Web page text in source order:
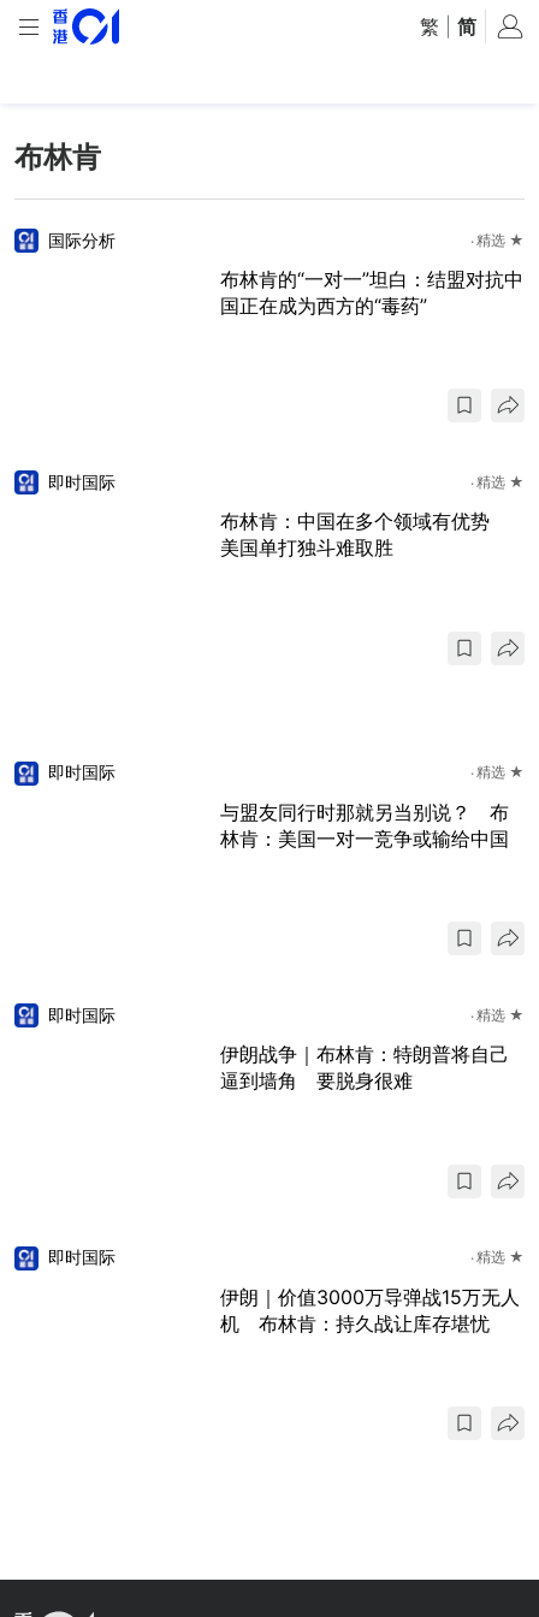
繁 简
布林肯
国际分析 精选 ★
布林肯的“一对一”坦白：结盟对抗中
国正在成为西方的“毒药”
即时国际 精选 ★
布林肯：中国在多个领域有优势
美国单打独斗难取胜
即时国际 精选 ★
与盟友同行时那就另当别说？ 布
林肯：美国一对一竞争或输给中国
即时国际 精选 ★
伊朗战争｜布林肯：特朗普将自己
逼到墙角 要脱身很难
即时国际 精选 ★
伊朗｜价值3000万导弹战15万无人
机 布林肯：持久战让库存堪忧